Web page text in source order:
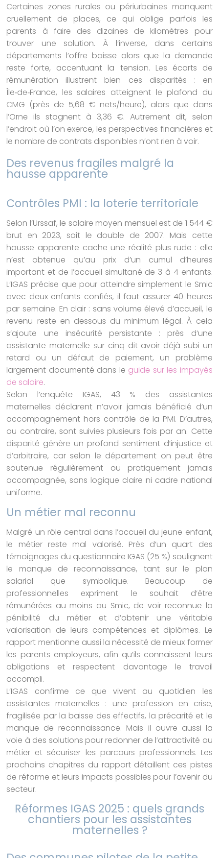
Certaines zones rurales ou périurbaines manquent
cruellement de places, ce qui oblige parfois les
parents à faire des dizaines de kilomètres pour
trouver une solution. À l’inverse, dans certains
départements l’offre baisse alors que la demande
reste forte, accentuant la tension. Les écarts de
rémunération illustrent bien ces disparités : en
Île‑de‑France, les salaires atteignent le plafond du
CMG (près de 5,68 € nets/heure), alors que dans
l’Orne ils stagnent à 3,36 €. Autrement dit, selon
l’endroit où l’on exerce, les perspectives financières et
le nombre de contrats disponibles n’ont rien à voir.
Des revenus fragiles malgré la
hausse apparente
Contrôles PMI : la loterie territoriale
Selon l’Urssaf, le salaire moyen mensuel est de 1 544 €
brut en 2023, soit le double de 2007. Mais cette
hausse apparente cache une réalité plus rude : elle
n’est obtenue qu’au prix d’un cumul d’heures
important et de l’accueil simultané de 3 à 4 enfants.
L’IGAS précise que pour atteindre simplement le Smic
avec deux enfants confiés, il faut assurer 40 heures
par semaine. En clair : sans volume élevé d’accueil, le
revenu reste en dessous du minimum légal. À cela
s’ajoute une insécurité persistante : près d’une
assistante maternelle sur cinq dit avoir déjà subi un
retard ou un défaut de paiement, un problème
largement documenté dans le guide sur les impayés
de salaire.
Selon l’enquête IGAS, 43 % des assistantes
maternelles déclarent n’avoir jamais bénéficié d’un
accompagnement hors contrôle de la PMI. D’autres,
au contraire, sont suivies plusieurs fois par an. Cette
disparité génère un profond sentiment d’injustice et
d’arbitraire, car selon le département on peut être
soutenue régulièrement ou pratiquement jamais
accompagnée, sans logique claire ni cadre national
uniforme.
Un métier mal reconnu
Malgré un rôle central dans l’accueil du jeune enfant,
le métier reste mal valorisé. Près d’un quart des
témoignages du questionnaire IGAS (25 %) soulignent
le manque de reconnaissance, tant sur le plan
salarial que symbolique. Beaucoup de
professionnelles expriment le souhait d’être
rémunérées au moins au Smic, de voir reconnue la
pénibilité du métier et d’obtenir une véritable
valorisation de leurs compétences et diplômes. Le
rapport mentionne aussi la nécessité de mieux former
les parents employeurs, afin qu’ils connaissent leurs
obligations et respectent davantage le travail
accompli.
L’IGAS confirme ce que vivent au quotidien les
assistantes maternelles : une profession en crise,
fragilisée par la baisse des effectifs, la précarité et le
manque de reconnaissance. Mais il ouvre aussi la
voie à des solutions pour redonner de l’attractivité au
métier et sécuriser les parcours professionnels. Les
prochains chapitres du rapport détaillent ces pistes
de réforme et leurs impacts possibles pour l’avenir du
secteur.
Réformes IGAS 2025 : quels grands
chantiers pour les assistantes
maternelles ?